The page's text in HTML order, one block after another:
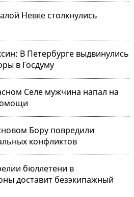
Невке столкнулись
В Петербурге выдвинулись
в Госдуму
Селе мужчина напал на
Бору повредили
конфликтов
бюллетени в
доставит безэкипажный